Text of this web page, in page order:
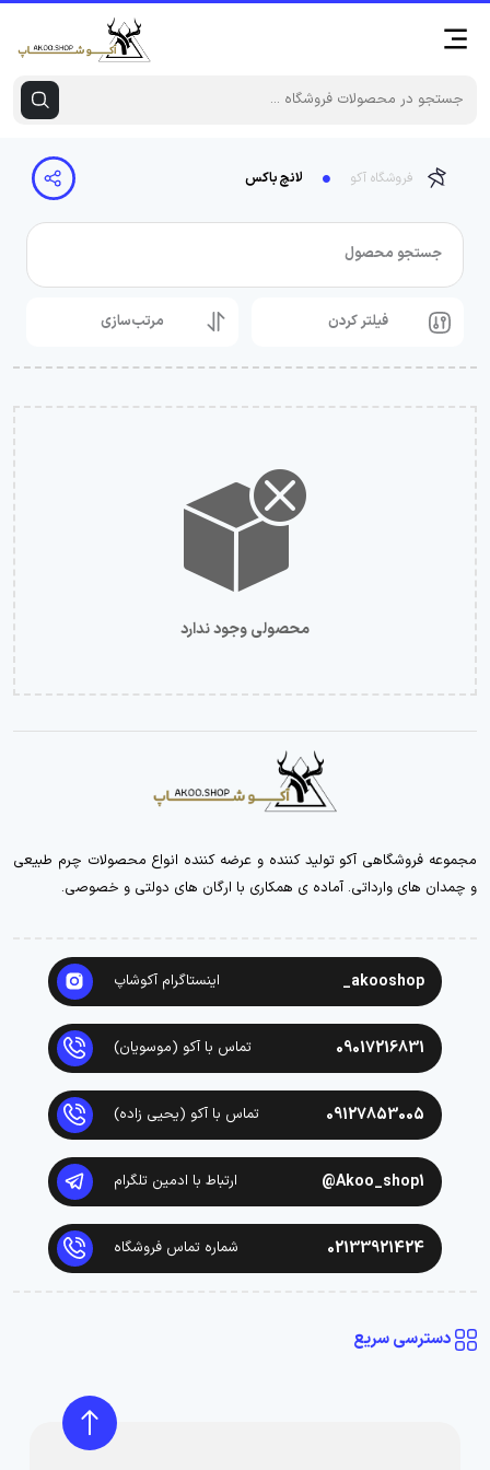
فروشگاه آکو لانچ باکس
جستجو محصول
فیلتر کردن مرتب‌سازی
محصولی وجود ندارد
مجموعه فروشگاهی آکو تولید کننده و عرضه کننده انواع محصولات چرم طبیعی
و چمدان های وارداتی. آماده ی همکاری با ارگان های دولتی و خصوصی.
akooshop_ اینستاگرام آکوشاپ
09017216831 تماس با آکو (موسویان)
09127853005 تماس با آکو (یحیی زاده)
Akoo_shop1@ ارتباط با ادمین تلگرام
02133921424 شماره تماس فروشگاه
دسترسی سریع